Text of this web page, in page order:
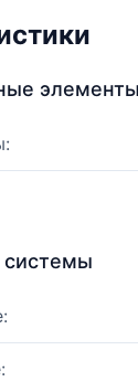
элементы